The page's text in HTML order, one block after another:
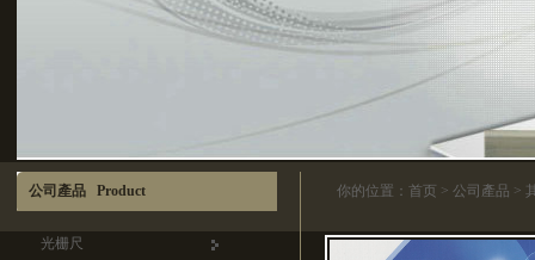
公司產品 Product
光栅尺
你的位置： 首页 > 公司產品 >